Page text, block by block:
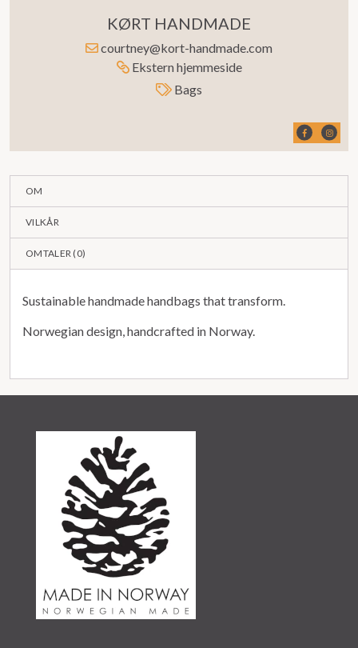
av
5
KØRT HANDMADE
courtney@kort-handmade.com
Ekstern hjemmeside
Bags
OM
VILKÅR
OMTALER (0)
Sustainable handmade handbags that transform.
Norwegian design, handcrafted in Norway.